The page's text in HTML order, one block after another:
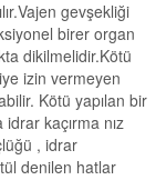
gevşekliği
birer organ
dikilmelidir.Kötü
izin vermeyen
Kötü yapılan bir
kaçırma nız
, idrar
denilen hatlar